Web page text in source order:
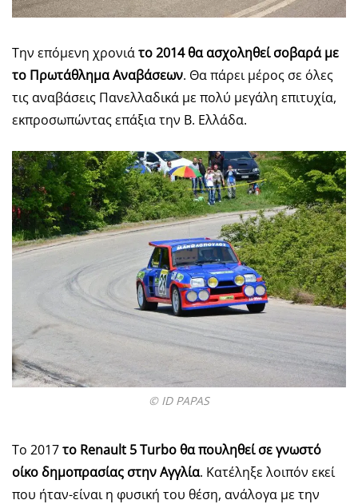
Την επόμενη χρονιάτο 2014 θα ασχοληθεί σοβαρά με
το Πρωτάθλημα Αναβάσεων. Θα πάρει μέρος σε όλες
τις αναβάσεις Πανελλαδικά με πολύ μεγάλη επιτυχία,
εκπροσωπώντας επάξια την Β. Ελλάδα.
© ID PAPAS
Το 2017το Renault 5 Turbo θα πουληθεί σε γνωστό
οίκο δημοπρασίας στην Αγγλία. Κατέληξε λοιπόν εκεί
που ήταν-είναι η φυσική του θέση, ανάλογα με την